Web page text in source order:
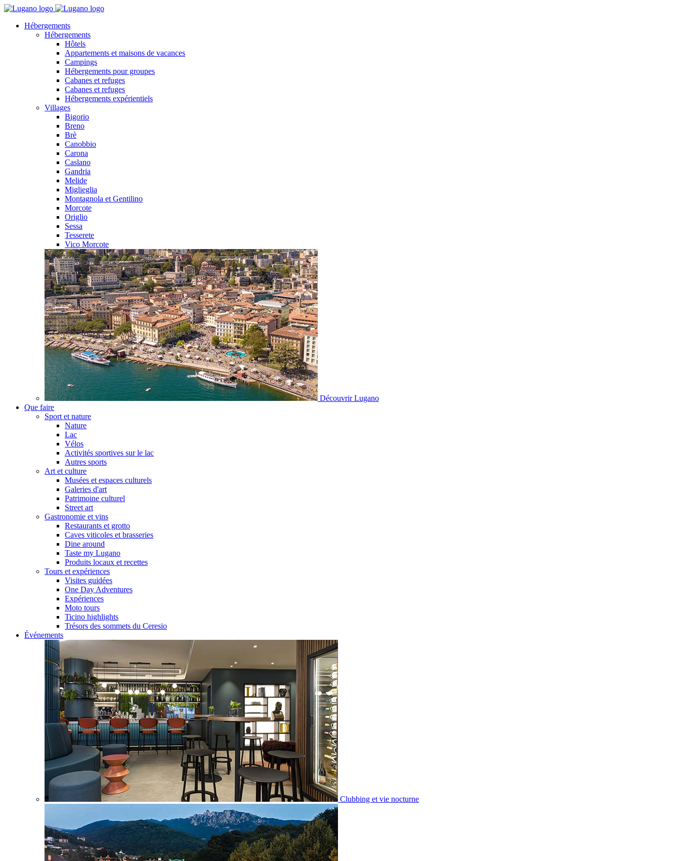
Hébergements
Hébergements
Hôtels
Appartements et maisons de vacances
Campings
Hébergements pour groupes
Cabanes et refuges
Cabanes et refuges
Hébergements expérientiels
Villages
Bigorio
Breno
Brè
Canobbio
Carona
Caslano
Gandria
Melide
Miglieglia
Montagnola et Gentilino
Morcote
Origlio
Sessa
Tesserete
Vico Morcote
Découvrir Lugano
Que faire
Sport et nature
Nature
Lac
Vélos
Activités sportives sur le lac
Autres sports
Art et culture
Musées et espaces culturels
Galeries d'art
Patrimoine culturel
Street art
Gastronomie et vins
Restaurants et grotto
Caves viticoles et brasseries
Dine around
Taste my Lugano
Produits locaux et recettes
Tours et expériences
Visites guidées
One Day Adventures
Expériences
Moto tours
Ticino highlights
Trésors des sommets du Ceresio
Événements
Clubbing et vie nocturne